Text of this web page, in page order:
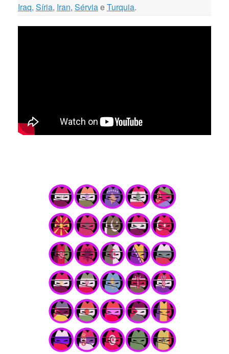
Iraq, Síria, Iran, SérviaeTurquia.